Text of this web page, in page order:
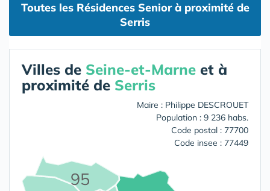
Toutes les Résidences Senior à proximité de
Serris
Villes de Seine-et-Marne et à
proximité de Serris
Maire : Philippe DESCROUET
Population : 9 236 habs.
Code postal : 77700
Code insee : 77449
95